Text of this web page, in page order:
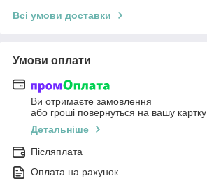
Всі умови доставки
Умови оплати
Ви отримаєте замовлення
або гроші повернуться на вашу картку
Детальніше
Післяплата
Оплата на рахунок